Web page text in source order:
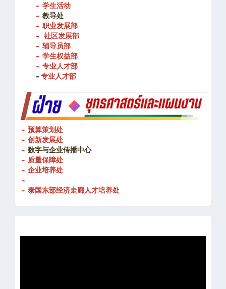
- 学生活动
- 教导处
- 职业发展部
- 社区发展部
- 辅导员部
- 学生权益部
- 专业人才部
-专业人才部
- 预算策划处
- 创新发展处
- 数字与企业传播中心
- 质量保障处
- 企业培养处
-
- 泰国东部经济走廊人才培养处